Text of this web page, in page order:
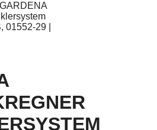
01552-29 |